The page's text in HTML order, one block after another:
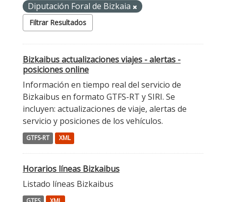
Diputación Foral de Bizkaia
Filtrar Resultados
Bizkaibus actualizaciones viajes - alertas -
posiciones online
Información en tiempo real del servicio de
Bizkaibus en formato GTFS-RT y SIRI. Se
incluyen: actualizaciones de viaje, alertas de
servicio y posiciones de los vehículos.
GTFS-RT XML
Horarios líneas Bizkaibus
Listado líneas Bizkaibus